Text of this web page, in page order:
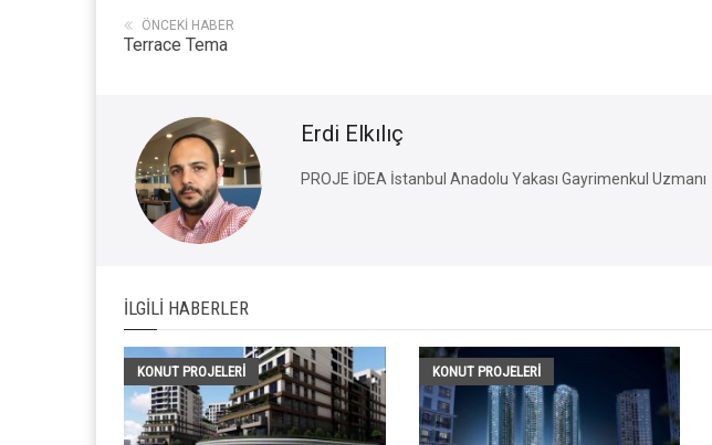
ÖNCEKI HABER
Terrace Tema
Erdi Elkılıç
PROJE İDEA İstanbul Anadolu Yakası Gayrimenkul Uzmanı
İLGILI HABERLER
KONUT PROJELERI KONUT PROJELERI